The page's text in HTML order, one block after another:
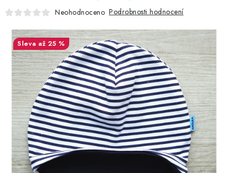
POUKAZY
KONTAKTY
HODNOCENÍ OBCHODU
Kontakty Proč AMÁLKA?
Doprava a platba
Tabulka velikostí
Postup pro vrácení a výměnu
Velkoobchod
Neohodnoceno Podrobnosti hodnocení
až 25 %